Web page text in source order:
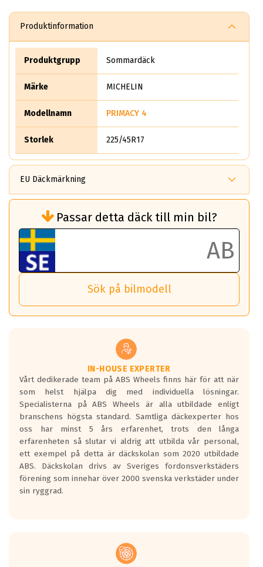
Produktinformation
Produktgrupp Sommardäck
Märke MICHELIN
Modellnamn PRIMACY 4
Storlek 225/45R17
EU Däckmärkning
bränsleförbrukningen)
Det ska vara en betygsskala från klass A
till G för rullmotstånd.
Ett klass A däck kommer ha 6,5% bättre
bränsleförbrukning än ett klass G däck.
Det betyder att om man kör 10,000 km,
så sparar man 50 liter bränsle med ett
underlaget, vilken rutt du kör, samt
vilken körstil du använder.
Våtgrepp egenskaper:
Betygsskalan är satt A till F. Där A påvisar
den kortaste bromssträckan och F är den
längsta.
Inga D eller G betyg delas ut för
personbilar och lätta lastbilar.
Betyget sätts efter ett test där däcken
skall bromsa in på en väg där det ligger
0.5-1.5 mm vatten.
I 80km/h kommer skillnaden på
Vid körning i över 50km/h brukar
Passar detta däck till min bil?
Sök på bilmodell
IN-HOUSE EXPERTER
Vårt dedikerade team på ABS Wheels finns här för att när
som helst hjälpa dig med individuella lösningar.
Specialisterna på ABS Wheels är alla utbildade enligt
branschens högsta standard. Samtliga däckexperter hos
oss har minst 5 års erfarenhet, trots den långa
erfarenheten så slutar vi aldrig att utbilda vår personal,
ett exempel på detta är däckskolan som 2020 utbildade
ABS. Däckskolan drivs av Sveriges fordonsverkstäders
förening som innehar över 2000 svenska verkstäder under
sin ryggrad.